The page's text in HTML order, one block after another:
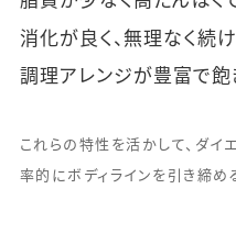
消化が良く、無理なく続
調理アレンジが豊富で飽
これらの特性を活かして、ダイ
率的にボディラインを引き締め